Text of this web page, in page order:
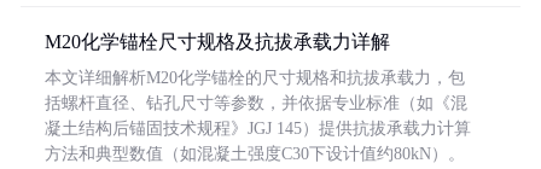
M20化学锚栓尺寸规格及抗拔承载力详解
本文详细解析M20化学锚栓的尺寸规格和抗拔承载力，包
括螺杆直径、钻孔尺寸等参数，并依据专业标准（如《混
凝土结构后锚固技术规程》JGJ 145）提供抗拔承载力计算
方法和典型数值（如混凝土强度C30下设计值约80kN）。